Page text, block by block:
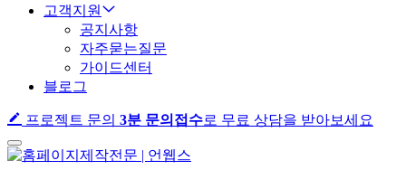
고객지원
공지사항
자주묻는질문
가이드센터
블로그
프로젝트 문의 3분 문의접수로 무료 상담을 받아보세요